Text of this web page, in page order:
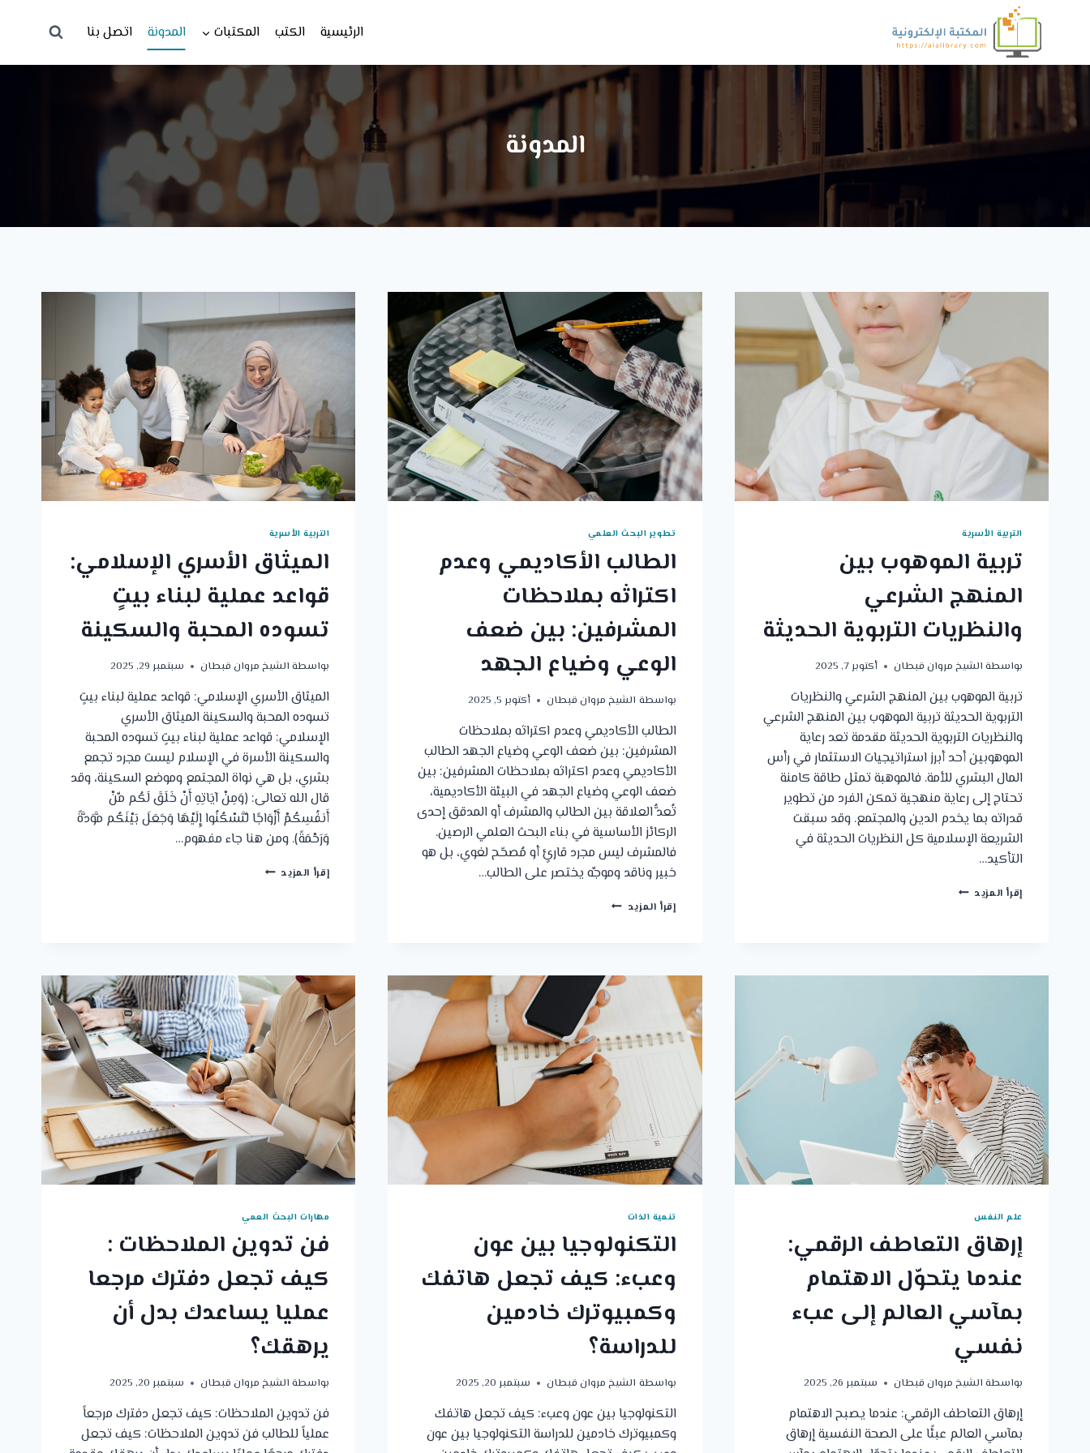
الرئيسية الكتب المكتبات المدونة اتصل بنا
المدونة
التربية الأسرية
تربية الموهوب بين
المنهج الشرعي
والنظريات التربوية الحديثة
بواسطة الشيخ مروان قبطان أكتوبر 7, 2025
تربية الموهوب بين المنهج الشرعي والنظريات
التربوية الحديثة تربية الموهوب بين المنهج الشرعي
والنظريات التربوية الحديثة مقدمة تعد رعاية
الموهوبين أحد أبرز استراتيجيات الاستثمار في رأس
المال البشري للأمة. فالموهبة تمثل طاقة كامنة
تحتاج إلى رعاية منهجية تمكن الفرد من تطوير
قدراته بما يخدم الدين والمجتمع. وقد سبقت
الشريعة الإسلامية كل النظريات الحديثة في
التأكيد…
إقرأ المزيد تربية
تطوير البحث العلمي
الطالب الأكاديمي وعدم
اكتراثه بملاحظات
المشرفين: بين ضعف
الوعي وضياع الجهد
بواسطة الشيخ مروان قبطان أكتوبر 5, 2025
الطالب الأكاديمي وعدم اكتراثه بملاحظات
المشرفين: بين ضعف الوعي وضياع الجهد الطالب
الأكاديمي وعدم اكتراثه بملاحظات المشرفين: بين
ضعف الوعي وضياع الجهد في البيئة الأكاديمية،
تُعدُّ العلاقة بين الطالب والمشرف أو المدقق إحدى
الركائز الأساسية في بناء البحث العلمي الرصين.
فالمشرف ليس مجرد قارئٍ أو مُصحّح لغوي، بل هو
خبير وناقد وموجِّه يختصر على الطالب…
إقرأ المزيد الطالب
المشرفين:
بين
الوعي
وضياع
الجهد
التربية الأسرية
الميثاق الأسري الإسلامي:
قواعد عملية لبناء بيتٍ
تسوده المحبة والسكينة
بواسطة الشيخ مروان قبطان سبتمبر 29, 2025
الميثاق الأسري الإسلامي: قواعد عملية لبناء بيتٍ
تسوده المحبة والسكينة الميثاق الأسري
الإسلامي: قواعد عملية لبناء بيتٍ تسوده المحبة
والسكينة الأسرة في الإسلام ليست مجرد تجمع
بشري، بل هي نواة المجتمع وموضع السكينة، وقد
قال الله تعالى: ﴿وَمِنْ آيَاتِهِ أَنْ خَلَقَ لَكُم مِّنْ
أَنفُسِكُمْ أَزْوَاجًا لِّتَسْكُنُوا إِلَيْهَا وَجَعَلَ بَيْنَكُم مَّوَدَّةً
وَرَحْمَةً﴾. ومن هنا جاء مفهوم…
إقرأ المزيدالميثاق
تسوده
المحبة
والسكينة
علم النفس
إرهاق التعاطف الرقمي:
عندما يتحوّل الاهتمام
بمآسي العالم إلى عبء
نفسي
بواسطة الشيخ مروان قبطان سبتمبر 26, 2025
إرهاق التعاطف الرقمي: عندما يصبح الاهتمام
بمآسي العالم عبئًا على الصحة النفسية إرهاق
تنمية الذات
التكنولوجيا بين عون
وعبء: كيف تجعل هاتفك
وكمبيوترك خادمين
للدراسة؟
بواسطة الشيخ مروان قبطان سبتمبر 20, 2025
التكنولوجيا بين عون وعبء: كيف تجعل هاتفك
وكمبيوترك خادمين للدراسة التكنولوجيا بين عون
مهارات البحث العمي
فن تدوين الملاحظات :
كيف تجعل دفترك مرجعا
عمليا يساعدك بدل أن
يرهقك؟
بواسطة الشيخ مروان قبطان سبتمبر 20, 2025
فن تدوين الملاحظات: كيف تجعل دفترك مرجعاً
عملياً للطالب فن تدوين الملاحظات: كيف تجعل